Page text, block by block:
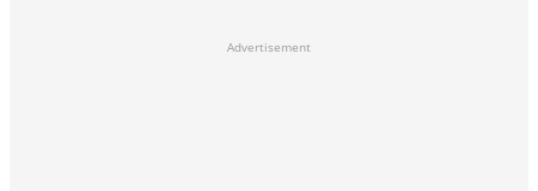
Advertisement